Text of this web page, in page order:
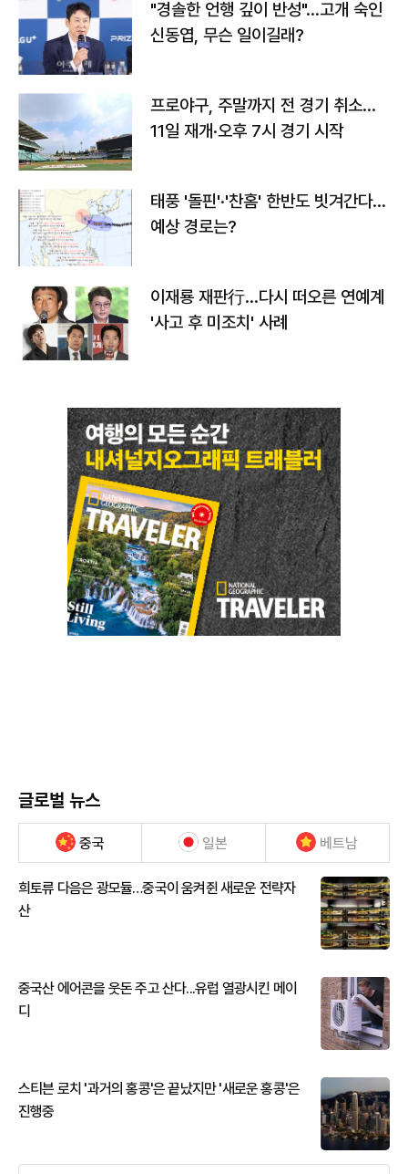
"경솔한 언행 깊이 반성"…고개 숙인
신동엽, 무슨 일이길래?
프로야구, 주말까지 전 경기 취소…
11일 재개·오후 7시 경기 시작
태풍 '돌핀'·'찬홈' 한반도 빗겨간다…
예상 경로는?
이재룡 재판行…다시 떠오른 연예계
'사고 후 미조치' 사례
글로벌 뉴스
중국 일본 베트남
희토류 다음은 광모듈…중국이 움켜쥔 새로운 전략자
산
중국산 에어콘을 웃돈 주고 산다...유럽 열광시킨 메이
디
스티븐 로치 '과거의 홍콩'은 끝났지만 '새로운 홍콩'은
진행중